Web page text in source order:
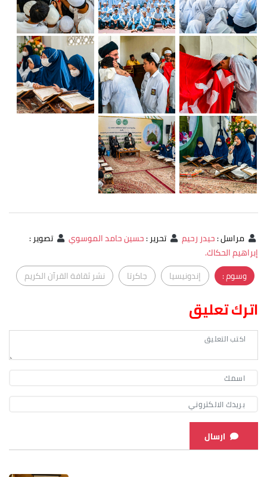
مراسل:حيدر رحيم تحرير:حسين حامد الموسوي تصوير:
إبراهيم الحكاك.
وسوم :
إندونيسيا جاكرتا نشر ثقافة القرآن الكريم
اترك تعليق
ارسال